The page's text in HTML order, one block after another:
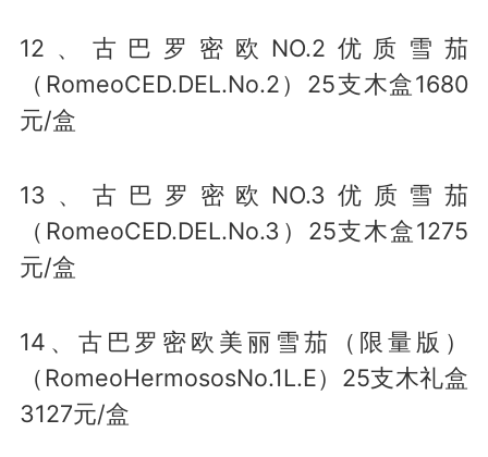
12、古巴罗密欧NO.2优质雪茄
（RomeoCED.DEL.No.2）25支木盒1680
元/盒
13、古巴罗密欧NO.3优质雪茄
（RomeoCED.DEL.No.3）25支木盒1275
元/盒
14、古巴罗密欧美丽雪茄（限量版）
（RomeoHermososNo.1L.E）25支木礼盒
3127元/盒